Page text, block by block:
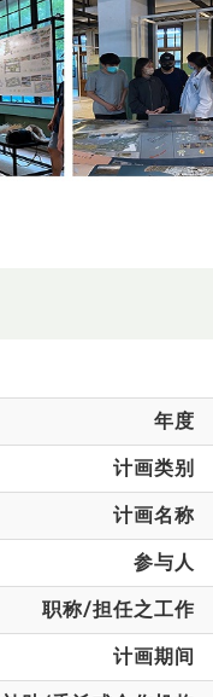
年度
计画类别
计画名称
参与人
职称/担任之工作
计画期间